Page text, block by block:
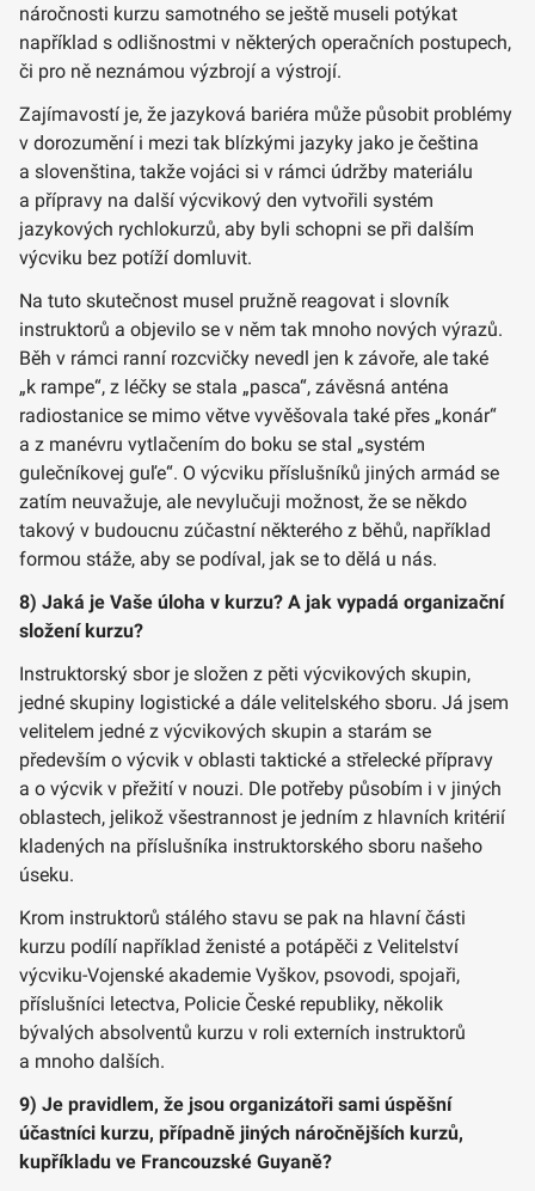
náročnosti kurzu samotného se ještě museli potýkat
například s odlišnostmi v některých operačních postupech,
či pro ně neznámou výzbrojí a výstrojí.
Zajímavostí je, že jazyková bariéra může působit problémy
v dorozumění i mezi tak blízkými jazyky jako je čeština
a slovenština, takže vojáci si v rámci údržby materiálu
a přípravy na další výcvikový den vytvořili systém
jazykových rychlokurzů, aby byli schopni se při dalším
výcviku bez potíží domluvit.
Na tuto skutečnost musel pružně reagovat i slovník
instruktorů a objevilo se v něm tak mnoho nových výrazů.
Běh v rámci ranní rozcvičky nevedl jen k závoře, ale také
„k rampe“, z léčky se stala „pasca“, závěsná anténa
radiostanice se mimo větve vyvěšovala také přes „konár“
a z manévru vytlačením do boku se stal „systém
gulečníkovej guľe“. O výcviku příslušníků jiných armád se
zatím neuvažuje, ale nevylučuji možnost, že se někdo
takový v budoucnu zúčastní některého z běhů, například
formou stáže, aby se podíval, jak se to dělá u nás.
8) Jaká je Vaše úloha v kurzu? A jak vypadá organizační
složení kurzu?
Instruktorský sbor je složen z pěti výcvikových skupin,
jedné skupiny logistické a dále velitelského sboru. Já jsem
velitelem jedné z výcvikových skupin a starám se
především o výcvik v oblasti taktické a střelecké přípravy
a o výcvik v přežití v nouzi. Dle potřeby působím i v jiných
oblastech, jelikož všestrannost je jedním z hlavních kritérií
kladených na příslušníka instruktorského sboru našeho
úseku.
Krom instruktorů stálého stavu se pak na hlavní části
kurzu podílí například ženisté a potápěči z Velitelství
výcviku-Vojenské akademie Vyškov, psovodi, spojaři,
příslušníci letectva, Policie České republiky, několik
bývalých absolventů kurzu v roli externích instruktorů
a mnoho dalších.
9) Je pravidlem, že jsou organizátoři sami úspěšní
účastníci kurzu, případně jiných náročnějších kurzů,
kupříkladu ve Francouzské Guyaně?